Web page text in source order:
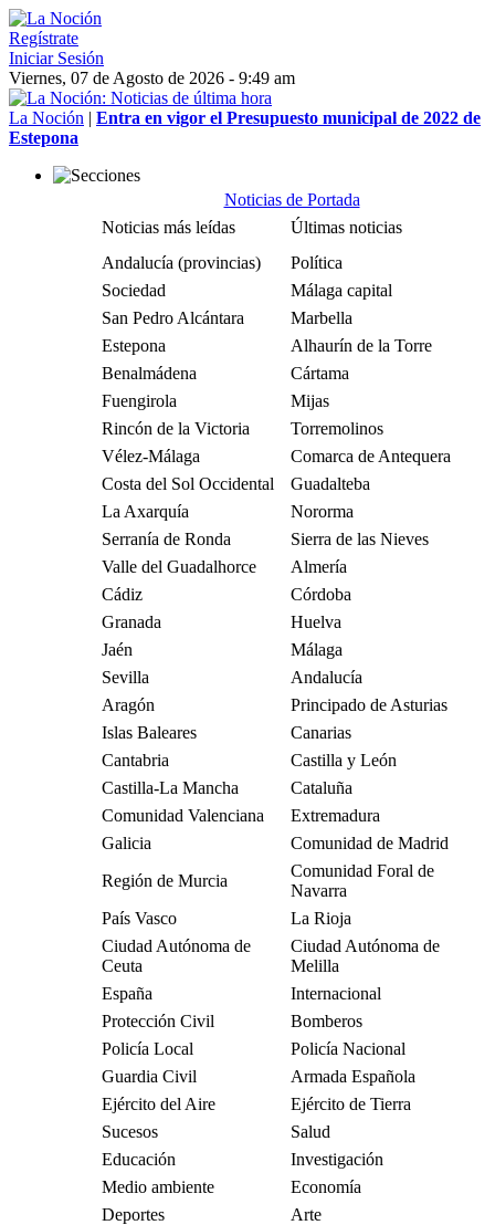
Regístrate
Iniciar Sesión
Viernes, 07 de Agosto de 2026 - 9:49 am
La Noción | Entra en vigor el Presupuesto municipal de 2022 de
Estepona
Noticias de Portada
Noticias más leídas
Últimas noticias
Andalucía (provincias)
Política
Sociedad
Málaga capital
San Pedro Alcántara
Marbella
Estepona
Alhaurín de la Torre
Benalmádena
Cártama
Fuengirola
Mijas
Rincón de la Victoria
Torremolinos
Vélez-Málaga
Comarca de Antequera
Costa del Sol Occidental
Guadalteba
La Axarquía
Nororma
Serranía de Ronda
Sierra de las Nieves
Valle del Guadalhorce
Almería
Cádiz
Córdoba
Granada
Huelva
Jaén
Málaga
Sevilla
Andalucía
Aragón
Principado de Asturias
Islas Baleares
Canarias
Cantabria
Castilla y León
Castilla-La Mancha
Cataluña
Comunidad Valenciana
Extremadura
Galicia
Comunidad de Madrid
Región de Murcia
Comunidad Foral de
Navarra
País Vasco
La Rioja
Ciudad Autónoma de
Ceuta
Ciudad Autónoma de
Melilla
España
Internacional
Protección Civil
Bomberos
Policía Local
Policía Nacional
Guardia Civil
Armada Española
Ejército del Aire
Ejército de Tierra
Sucesos
Salud
Educación
Investigación
Medio ambiente
Economía
Deportes
Arte